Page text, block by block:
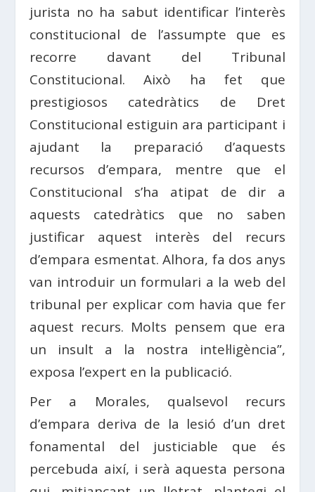
jurista no ha sabut identificar l’interès
constitucional de l’assumpte que es
recorre davant del Tribunal
Constitucional. Això ha fet que
prestigiosos catedràtics de Dret
Constitucional estiguin ara participant i
ajudant la preparació d’aquests
recursos d’empara, mentre que el
Constitucional s’ha atipat de dir a
aquests catedràtics que no saben
justificar aquest interès del recurs
d’empara esmentat. Alhora, fa dos anys
van introduir un formulari a la web del
tribunal per explicar com havia que fer
aquest recurs. Molts pensem que era
un insult a la nostra intel·ligència”,
exposa l’expert en la publicació.
Per a Morales, qualsevol recurs
d’empara deriva de la lesió d’un dret
fonamental del justiciable que és
percebuda així, i serà aquesta persona